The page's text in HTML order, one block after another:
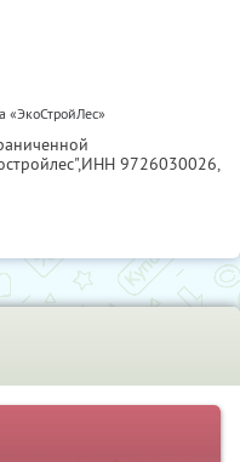
«ЭкоСтройЛес»
ИНН 9726030026,